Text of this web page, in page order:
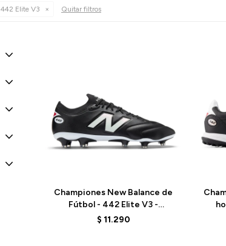
442 Elite V3 Quitar filtros
Championes New Balance de
Fútbol - 442 Elite V3 -
U41FM27E - BLACK
$ 11.290